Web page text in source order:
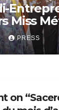
Miss
PRESS
on